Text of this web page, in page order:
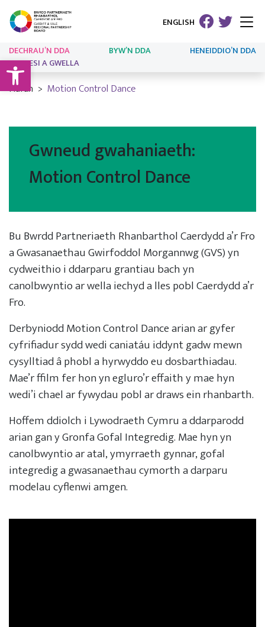
Open toolbar
ENGLISH
DECHRAU’N DDA BYW’N DDA
HENEIDDIO’N DDA
ARLOESI A GWELLA
Hafan Motion Control Dance
Gwneud gwahaniaeth:
Motion Control Dance
Bu Bwrdd Partneriaeth Rhanbarthol Caerdydd a’r Fro
a Gwasanaethau Gwirfoddol Morgannwg (GVS) yn
cydweithio i ddarparu grantiau bach yn
canolbwyntio ar wella iechyd a lles pobl Caerdydd a’r
Fro.
Derbyniodd Motion Control Dance arian ar gyfer
cyfrifiadur sydd wedi caniatáu iddynt gadw mewn
cysylltiad â phobl a hyrwyddo eu dosbarthiadau.
Mae’r ffilm fer hon yn egluro’r effaith y mae hyn
wedi’i chael ar fywydau pobl ar draws ein rhanbarth.
Hoffem ddiolch i Lywodraeth Cymru a ddarparodd
arian gan y Gronfa Gofal Integredig. Mae hyn yn
canolbwyntio ar atal, ymyrraeth gynnar, gofal
integredig a gwasanaethau cymorth a darparu
modelau cyflenwi amgen.